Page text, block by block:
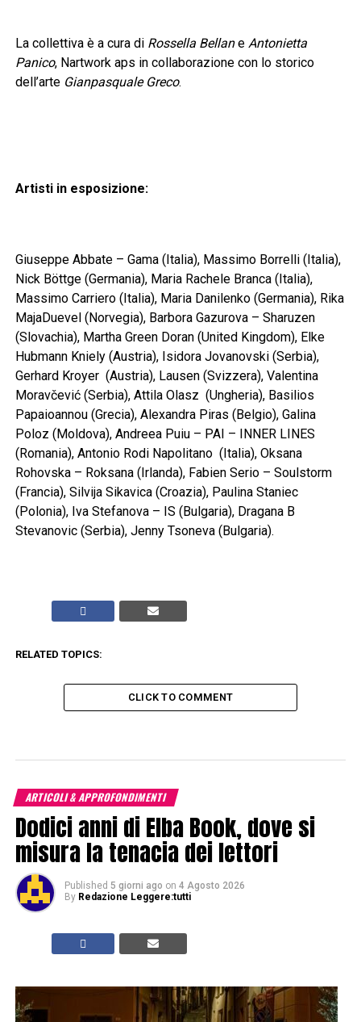
La collettiva è a cura di Rossella Bellane Antonietta
Panico, Nartwork aps in collaborazione con lo storico
dell’arte Gianpasquale Greco.
Artisti in esposizione:
Giuseppe Abbate – Gama (Italia), Massimo Borrelli (Italia),
Nick Böttge (Germania), Maria Rachele Branca (Italia),
Massimo Carriero (Italia), Maria Danilenko (Germania), Rika
MajaDuevel (Norvegia), Barbora Gazurova – Sharuzen
(Slovachia), Martha Green Doran (United Kingdom), Elke
Hubmann Kniely (Austria), Isidora Jovanovski (Serbia),
Gerhard Kroyer (Austria), Lausen (Svizzera), Valentina
Moravčević (Serbia), Attila Olasz (Ungheria), Basilios
Papaioannou (Grecia), Alexandra Piras (Belgio), Galina
Poloz (Moldova), Andreea Puiu – PAI – INNER LINES
(Romania), Antonio Rodi Napolitano (Italia), Oksana
Rohovska – Roksana (Irlanda), Fabien Serio – Soulstorm
(Francia), Silvija Sikavica (Croazia), Paulina Staniec
(Polonia), Iva Stefanova – IS (Bulgaria), Dragana B
Stevanovic (Serbia), Jenny Tsoneva (Bulgaria).
RELATED TOPICS:
CLICK TO COMMENT
ARTICOLI & APPROFONDIMENTI
Dodici anni di Elba Book, dove si
misura la tenacia dei lettori
Published 5 giorni ago on 4 Agosto 2026
By Redazione Leggere:tutti